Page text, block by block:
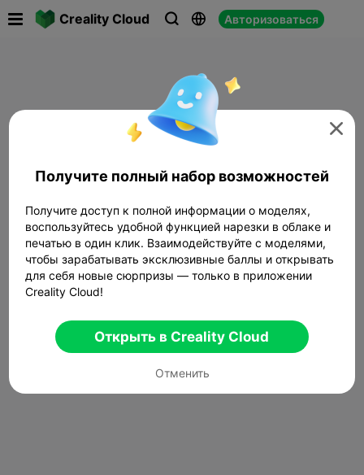
Creality Cloud   Авторизоваться

Получите полный набор возможностей
Получите доступ к полной информации о моделях,
воспользуйтесь удобной функцией нарезки в облаке и
печатью в один клик. Взаимодействуйте с моделями,
чтобы зарабатывать эксклюзивные баллы и открывать
для себя новые сюрпризы — только в приложении
Creality Cloud!
Открыть в Creality Cloud
Отменить